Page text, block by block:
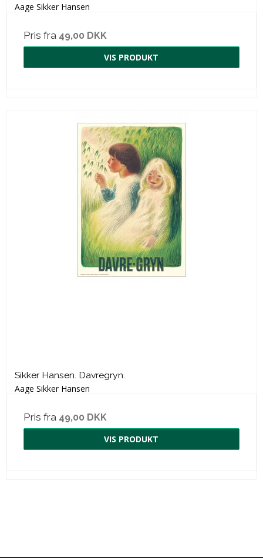
Aage Sikker Hansen
Pris fra 49,00 DKK
VIS PRODUKT
Sikker Hansen. Davregryn.
Aage Sikker Hansen
Pris fra 49,00 DKK
VIS PRODUKT